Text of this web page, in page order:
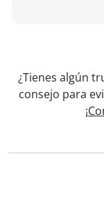
¿Tienes algún
consejo para